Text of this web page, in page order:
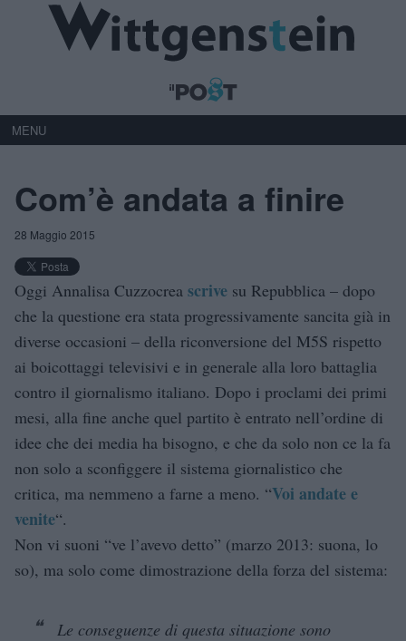
MENU
Com’è andata a finire
28 Maggio 2015
Oggi Annalisa Cuzzocrea scrive su Repubblica – dopo
che la questione era stata progressivamente sancita già in
diverse occasioni – della riconversione del M5S rispetto
ai boicottaggi televisivi e in generale alla loro battaglia
contro il giornalismo italiano. Dopo i proclami dei primi
mesi, alla fine anche quel partito è entrato nell’ordine di
idee che dei media ha bisogno, e che da solo non ce la fa
non solo a sconfiggere il sistema giornalistico che
critica, ma nemmeno a farne a meno. “Voi andate e
venite“.
Non vi suoni “ve l’avevo detto” (marzo 2013: suona, lo
so), ma solo come dimostrazione della forza del sistema:
Le conseguenze di questa situazione sono